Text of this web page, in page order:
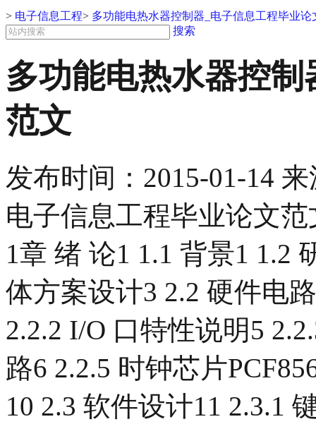
> 电子信息工程> 多功能电热水器控制器_电子信息工程毕业论
搜索
多功能电热水器控
范文
发布时间： 2015-01-14 来
电子信息工程毕业论文
1章 绪 论1 1.1 背景1 1.2
体方案设计3 2.2 硬件电
2.2.2 I/O 口特性说明5
路6 2.2.5 时钟芯片
10 2.3 软件设计11 2.3.1